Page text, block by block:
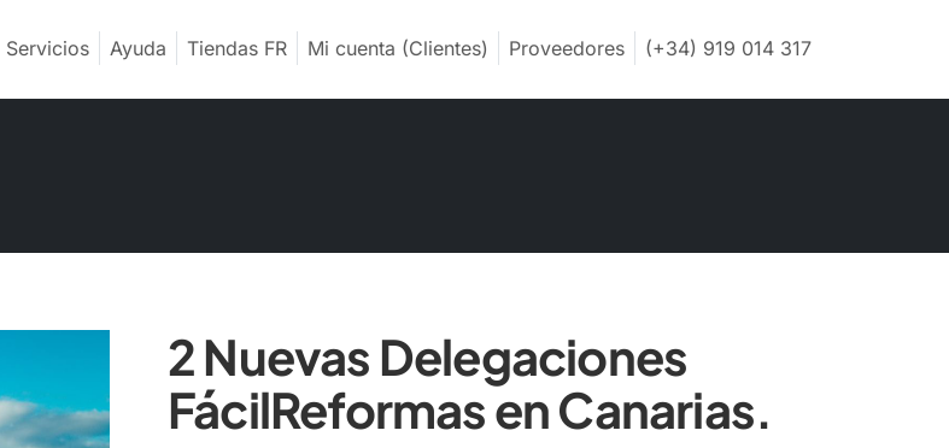
Servicios Ayuda Tiendas FR Mi cuenta (Clientes) Proveedores (+34) 919 014 317
2 Nuevas Delegaciones
FácilReformas en Canarias.